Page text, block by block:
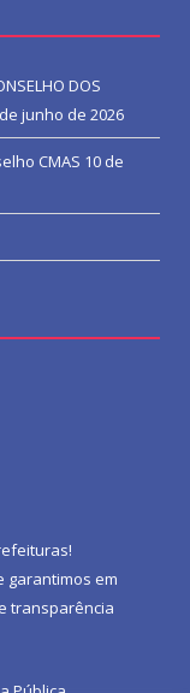
DOS
junho de 2026
CMAS 10 de
!
garantimos em
transparência